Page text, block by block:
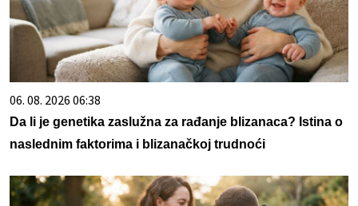
06. 08. 2026 06:38
Da li je genetika zaslužna za rađanje blizanaca? Istina o
naslednim faktorima i blizanačkoj trudnoći